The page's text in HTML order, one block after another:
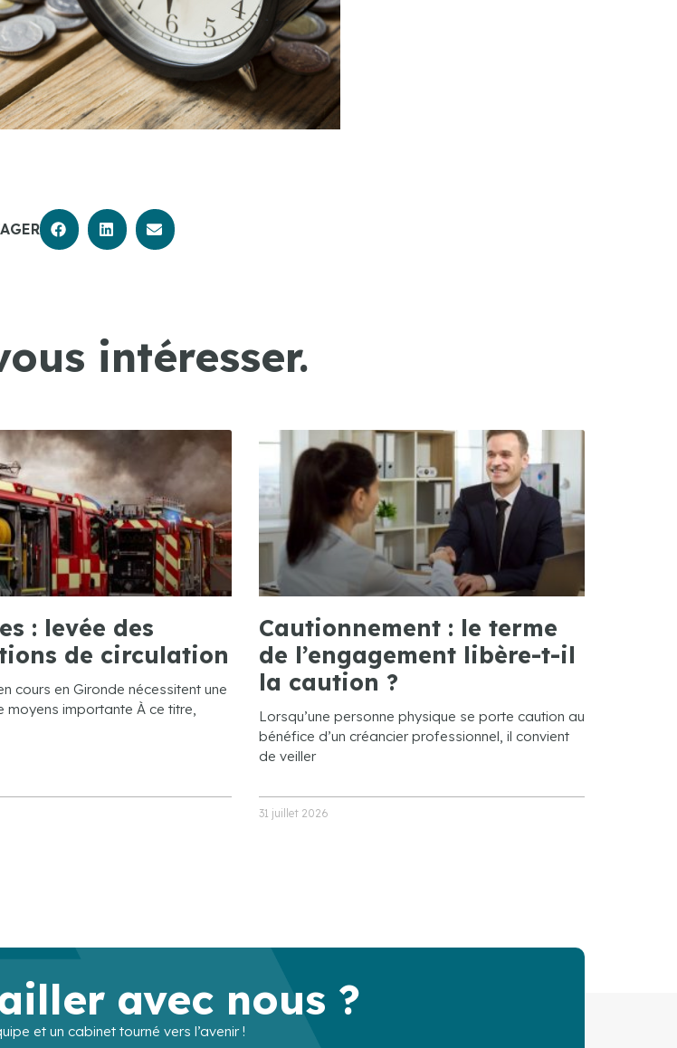
intéresser.
: levée des
de circulation
cours en Gironde nécessitent une
moyens importante À ce titre,
Cautionnement : le terme
de l’engagement libère-t-il
la caution ?
Lorsqu’une personne physique se porte caution au
bénéfice d’un créancier professionnel, il convient
de veiller
31 juillet 2026
avec nous ?
et un cabinet tourné vers l’avenir !